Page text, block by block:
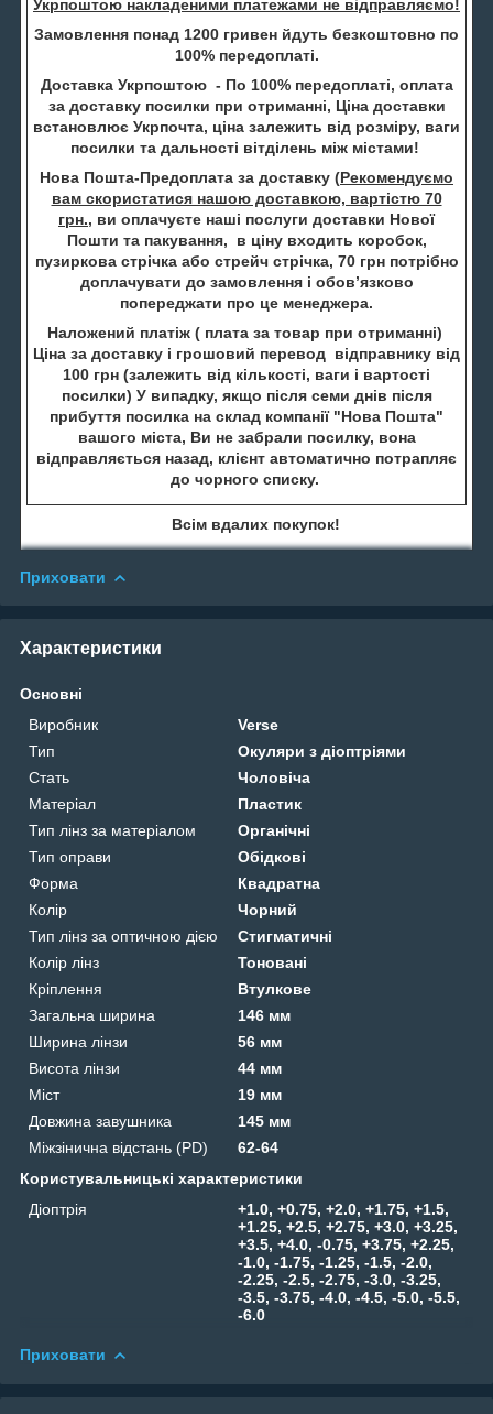
Укрпоштою накладеними платежами не відправляємо!
Замовлення понад 1200 гривен йдуть безкоштовно по
100% передоплаті.
Доставка Укрпоштою - По 100% передоплаті, оплата
за доставку посилки при отриманні, Ціна доставки
встановлює Укрпочта, ціна залежить від розміру, ваги
посилки та дальності вітділень між містами!
Нова Пошта-Предоплата за доставку (Рекомендуємо
вам скористатися нашою доставкою, вартістю 70
грн., ви оплачуєте наші послуги доставки Нової
Пошти та пакування, в ціну входить коробок,
пузиркова стрічка або стрейч стрічка, 70 грн потрібно
доплачувати до замовлення і обов’язково
попереджати про це менеджера.
Наложений платіж ( плата за товар при отриманні)
Ціна за доставку і грошовий перевод відправнику від
100 грн (залежить від кількості, ваги і вартості
посилки) У випадку, якщо після семи днів після
прибуття посилка на склад компанії "Нова Пошта"
вашого міста, Ви не забрали посилку, вона
відправляється назад, клієнт автоматично потрапляє
до чорного списку.
Всім вдалих покупок!
Приховати
Характеристики
Основні
Виробник
Verse
Тип
Окуляри з діоптріями
Стать
Чоловіча
Матеріал
Пластик
Тип лінз за матеріалом
Органічні
Тип оправи
Обідкові
Форма
Квадратна
Колір
Чорний
Тип лінз за оптичною дією
Стигматичні
Колір лінз
Тоновані
Кріплення
Втулкове
Загальна ширина
146 мм
Ширина лінзи
56 мм
Висота лінзи
44 мм
Міст
19 мм
Довжина завушника
145 мм
Міжзінична відстань (PD)
62-64
Користувальницькі характеристики
Діоптрія
+1.0, +0.75, +2.0, +1.75, +1.5,
+1.25, +2.5, +2.75, +3.0, +3.25,
+3.5, +4.0, -0.75, +3.75, +2.25,
-1.0, -1.75, -1.25, -1.5, -2.0,
-2.25, -2.5, -2.75, -3.0, -3.25,
-3.5, -3.75, -4.0, -4.5, -5.0, -5.5,
-6.0
Приховати